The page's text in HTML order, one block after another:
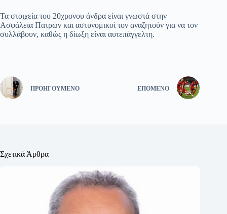
Τα στοιχεία του 20χρονου άνδρα είναι γνωστά στην
Ασφάλεια Πατρών και αστυνομικοί τον αναζητούν για να τον
συλλάβουν, καθώς η δίωξη είναι αυτεπάγγελτη.
ΠΡΟΗΓΟΎΜΕΝΟ ΕΠΌΜΕΝΟ
Σχετικά Άρθρα